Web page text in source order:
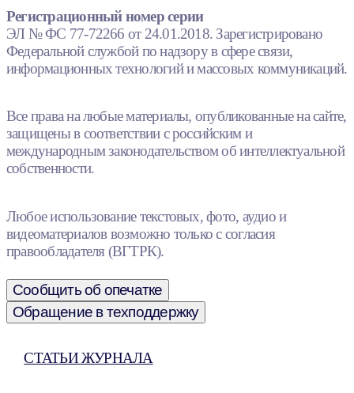
Регистрационный номер серии
ЭЛ № ФС 77-72266 от 24.01.2018. Зарегистрировано
Федеральной службой по надзору в сфере связи,
информационных технологий и массовых коммуникаций.
Все права на любые материалы, опубликованные на сайте,
защищены в соответствии с российским и
международным законодательством об интеллектуальной
собственности.
Любое использование текстовых, фото, аудио и
видеоматериалов возможно только с согласия
правообладателя (ВГТРК).
Сообщить об опечатке
Обращение в техподдержку
СТАТЬИ ЖУРНАЛА